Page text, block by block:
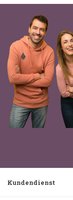
Kundendienst